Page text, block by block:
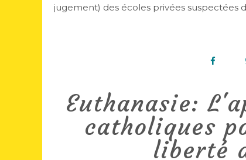
jugement) des écoles privées suspectées
Euthanasie:
catholiques
liberté